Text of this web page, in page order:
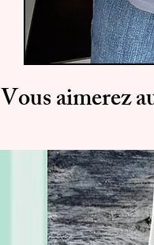
Vous aimerez